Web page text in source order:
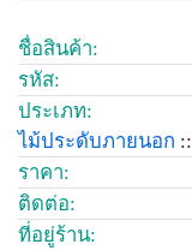
ชื่อสินค้า:
รหัส:
ประเภท:
ไม้ประดับภายนอก ::
ราคา:
ติดต่อ:
ที่อยู่ร้าน: